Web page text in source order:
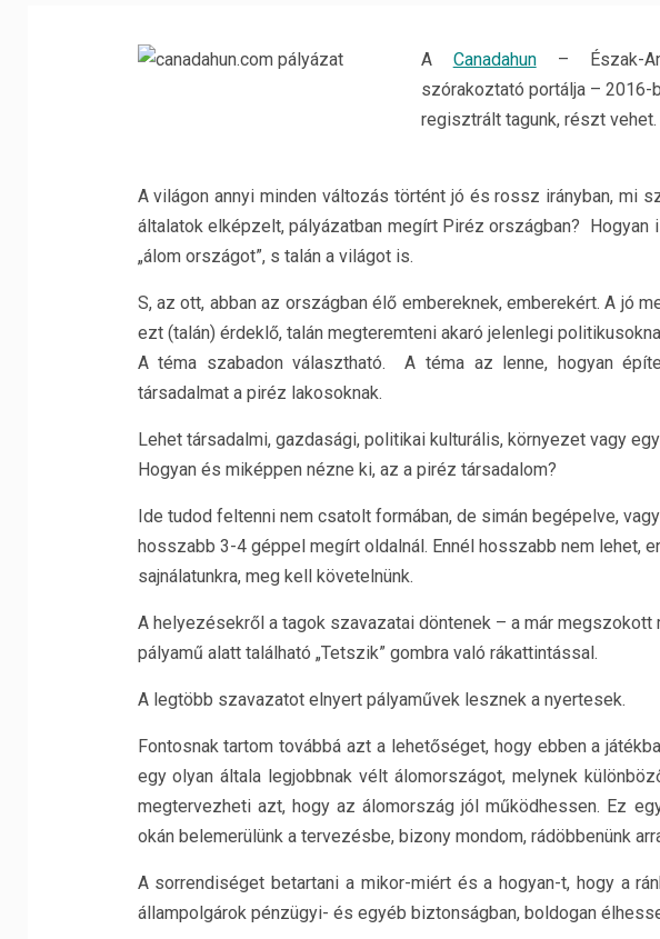
A Canadahun– Észak-
szórakoztató portálja – 2016-
regisztrált tagunk, részt vehet.
A világon annyi minden változás történt jó és rossz irányban, mi
általatok elképzelt, pályázatban megírt Piréz országban?
„álom országot”, s talán a világot is.
S, az ott, abban az országban élő embereknek, emberekért. A jó
ezt (talán) érdeklő, talán megteremteni akaró jelenlegi
A téma szabadon választható. A téma az lenne, hogyan
társadalmat a piréz lakosoknak.
Lehet társadalmi, gazdasági, politikai kulturális, környezet vagy
Hogyan és miképpen nézne ki, az a piréz társadalom?
Ide tudod feltenni nem csatolt formában, de simán begépelve,
hosszabb 3-4 géppel megírt oldalnál. Ennél hosszabb nem lehet,
sajnálatunkra, meg kell követelnünk.
A helyezésekről a tagok szavazatai döntenek – a már megszokott
pályamű alatt található „Tetszik” gombra való rákattintással.
A legtöbb szavazatot elnyert pályaművek lesznek a nyertesek.
Fontosnak tartom továbbá azt a lehetőséget, hogy ebben a
egy olyan általa legjobbnak vélt álomországot, melynek
megtervezheti azt, hogy az álomország jól működhessen. Ez
okán belemerülünk a tervezésbe, bizony mondom, rádöbbenünk
A sorrendiséget betartani a mikor-miért és a hogyan-t, hogy a
állampolgárok pénzügyi- és egyéb biztonságban, boldogan